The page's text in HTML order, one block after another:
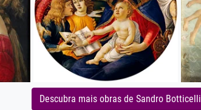
Descubra mais obras de Sandro Botticelli